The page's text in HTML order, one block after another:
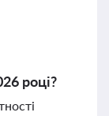
році?